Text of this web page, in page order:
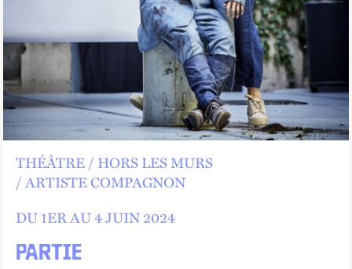
PARTIE
THÉÂTRE
HORS LES MURS
ARTISTE COMPAGNON
DU1ERAU4 JUIN 2024